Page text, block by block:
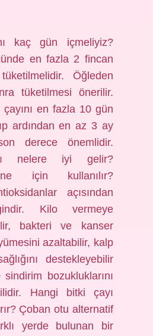
kaç gün içmeliyiz?
en fazla 2 fincan
Öğleden
tüketilmesi önerilir.
çayını en fazla 10 gün
ardından en az 3 ay
derece önemlidir.
nelere iyi gelir?
için kullanılır?
açısından
Kilo vermeye
bakteri ve kanser
azaltabilir, kalp
destekleyebilir
bozukluklarını
Hangi bitki çayı
Çoban otu alternatif
yerde bulunan bir